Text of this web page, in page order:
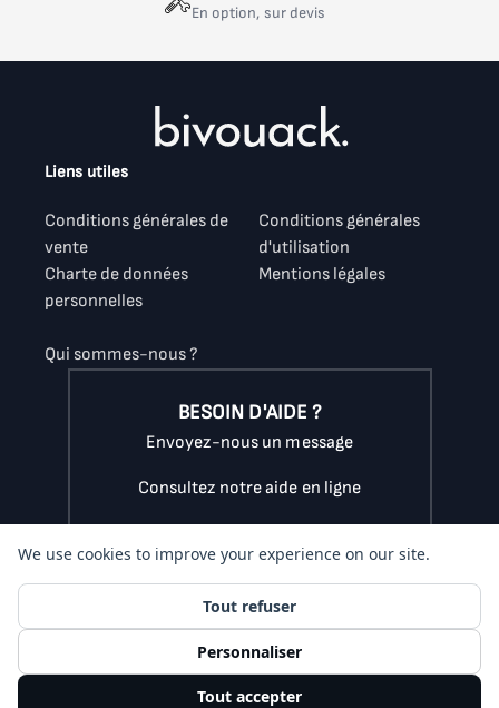
En option, sur devis
Liens utiles
Conditions générales de
vente
Conditions générales
d'utilisation
Charte de données
personnelles
Mentions légales
Qui sommes-nous ?
BESOIN D'AIDE ?
Envoyez-nous un message
Consultez notre aide en ligne
du lundi au vendredi
de 9h à 18h
(coût d'un appel local)